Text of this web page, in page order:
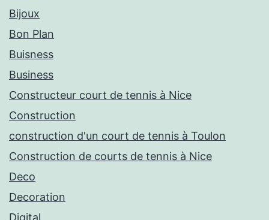
Bijoux
Bon Plan
Buisness
Business
Constructeur court de tennis à Nice
Construction
construction d'un court de tennis à Toulon
Construction de courts de tennis à Nice
Deco
Decoration
Digital